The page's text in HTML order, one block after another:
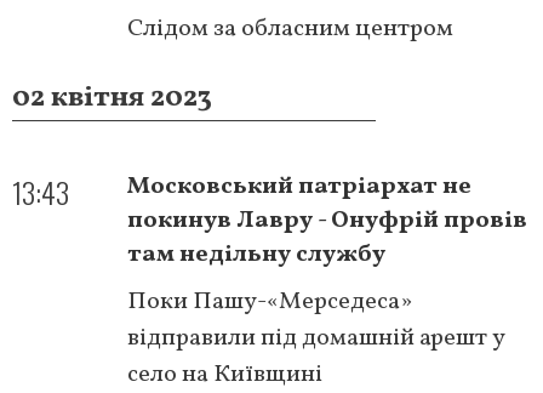
Слідом за обласним центром
02 квітня 2023
13:43
Московський патріархат не
покинув Лавру - Онуфрій провів
там недільну службу
Поки Пашу-«Мерседеса»
відправили під домашній арешт у
село на Київщині